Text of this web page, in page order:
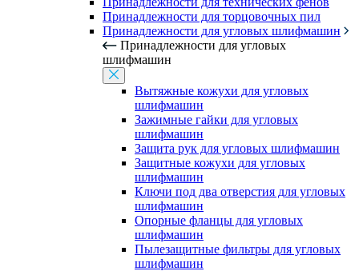
Принадлежности для торцовочных пил
Принадлежности для угловых шлифмашин
Принадлежности для угловых
шлифмашин
Вытяжные кожухи для угловых
шлифмашин
Зажимные гайки для угловых
шлифмашин
Защита рук для угловых шлифмашин
Защитные кожухи для угловых
шлифмашин
Ключи под два отверстия для угловых
шлифмашин
Опорные фланцы для угловых
шлифмашин
Пылезащитные фильтры для угловых
шлифмашин